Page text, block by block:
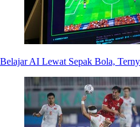
Belajar AI Lewat Sepak Bola,